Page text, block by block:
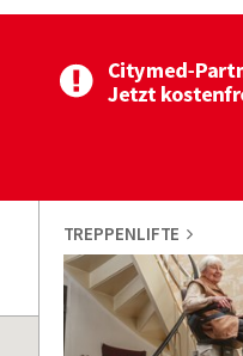
TREPPENLIFTE